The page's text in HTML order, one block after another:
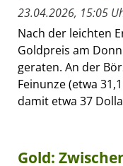
23.04.2026, 15:05
Nach der leichten
Goldpreis am
geraten. An der
Feinunze (etwa
damit etwa 37
Gold: